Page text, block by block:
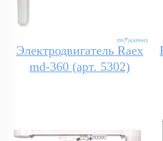
Электродвигатель Raex
md-360 (арт. 5302)